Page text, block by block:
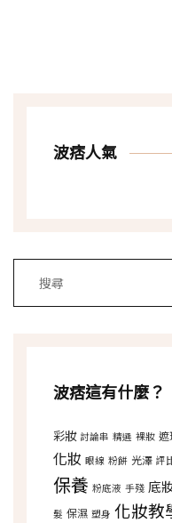
波痞人氣
波痞這有什麼？
彩妝 討論串 精選 裸妝 遮
化妝 眼線 粉餅 光澤 評
保養 粉底液 手殘 底
髮 保濕 塑身 化妝教